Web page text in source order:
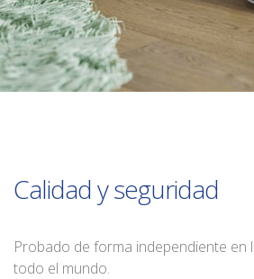
Calidad y seguridad
Probado de forma independiente en
todo el mundo.